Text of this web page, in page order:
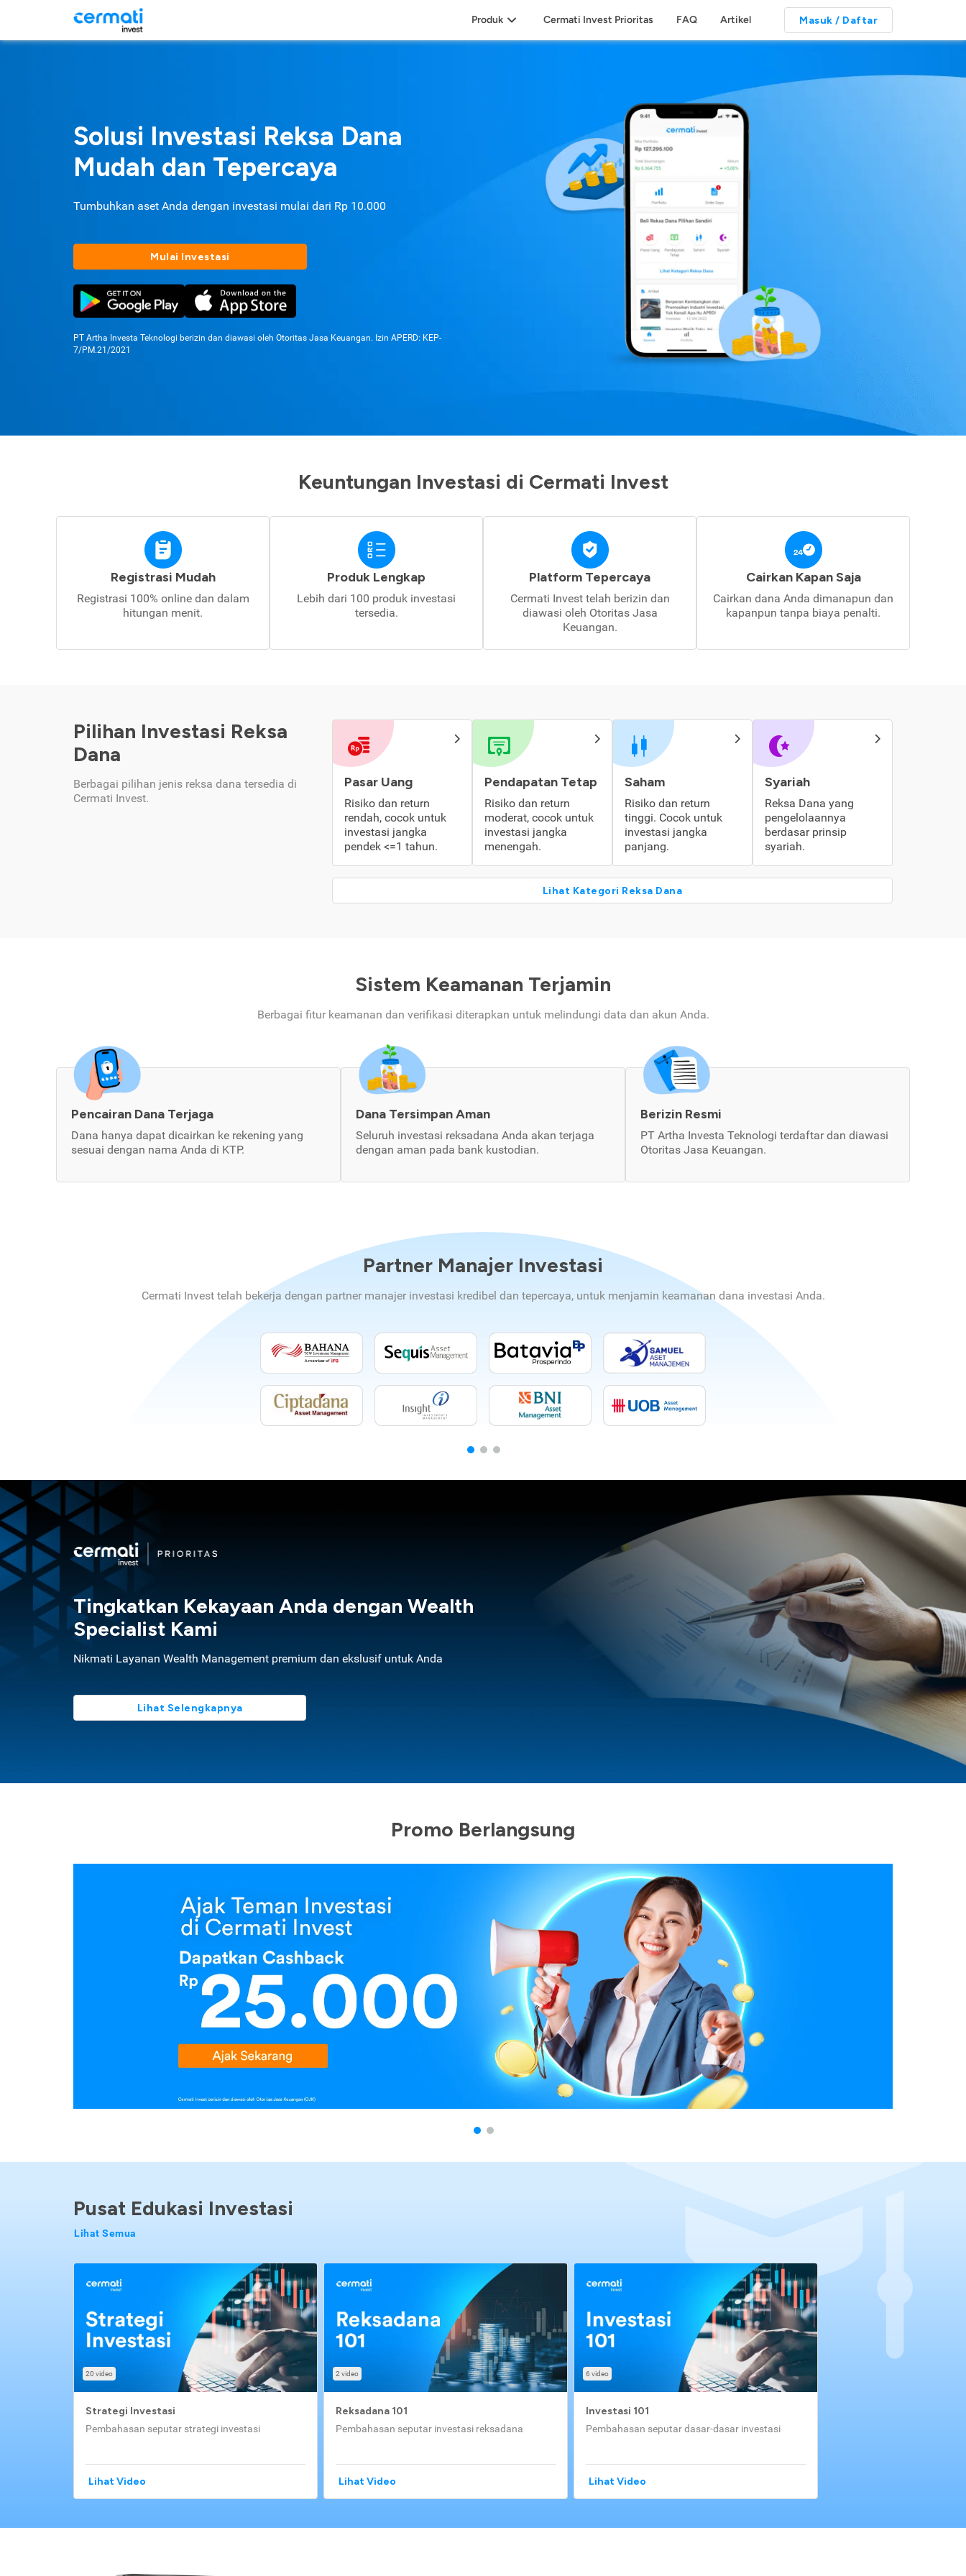
Produk Cermati Invest Prioritas FAQ Artikel Masuk / Daftar
Solusi Investasi Reksa Dana
Mudah dan Tepercaya
Tumbuhkan aset Anda dengan investasi mulai dari Rp 10.000
Mulai Investasi
PT Artha Investa Teknologi berizin dan diawasi oleh Otoritas Jasa Keuangan. Izin APERD: KEP-
7/PM.21/2021
Keuntungan Investasi di Cermati Invest
Registrasi Mudah
Registrasi 100% online dan dalam
hitungan menit.
Produk Lengkap
Lebih dari 100 produk investasi
tersedia.
Platform Tepercaya
Cermati Invest telah berizin dan
diawasi oleh Otoritas Jasa
Keuangan.
Cairkan Kapan Saja
Cairkan dana Anda dimanapun dan
kapanpun tanpa biaya penalti.
Pilihan Investasi Reksa
Dana
Berbagai pilihan jenis reksa dana tersedia di
Cermati Invest.
Pasar Uang
Risiko dan return
rendah, cocok untuk
investasi jangka
pendek <=1 tahun.
Pendapatan Tetap
Risiko dan return
moderat, cocok untuk
investasi jangka
menengah.
Saham
Risiko dan return
tinggi. Cocok untuk
investasi jangka
panjang.
Syariah
Reksa Dana yang
pengelolaannya
berdasar prinsip
syariah.
Lihat Kategori Reksa Dana
Sistem Keamanan Terjamin
Berbagai fitur keamanan dan verifikasi diterapkan untuk melindungi data dan akun Anda.
Pencairan Dana Terjaga
Dana hanya dapat dicairkan ke rekening yang
sesuai dengan nama Anda di KTP.
Dana Tersimpan Aman
Seluruh investasi reksadana Anda akan terjaga
dengan aman pada bank kustodian.
Berizin Resmi
PT Artha Investa Teknologi terdaftar dan diawasi
Otoritas Jasa Keuangan.
Partner Manajer Investasi
Cermati Invest telah bekerja dengan partner manajer investasi kredibel dan tepercaya, untuk menjamin keamanan dana investasi Anda.
Tingkatkan Kekayaan Anda dengan Wealth
Specialist Kami
Nikmati Layanan Wealth Management premium dan ekslusif untuk Anda
Lihat Selengkapnya
Promo Berlangsung
Pusat Edukasi Investasi
Lihat Semua
20 video
Strategi Investasi
Pembahasan seputar strategi investasi
Lihat Video
2 video
Reksadana 101
Pembahasan seputar investasi reksadana
Lihat Video
6 video
Investasi 101
Pembahasan seputar dasar-dasar investasi
Lihat Video